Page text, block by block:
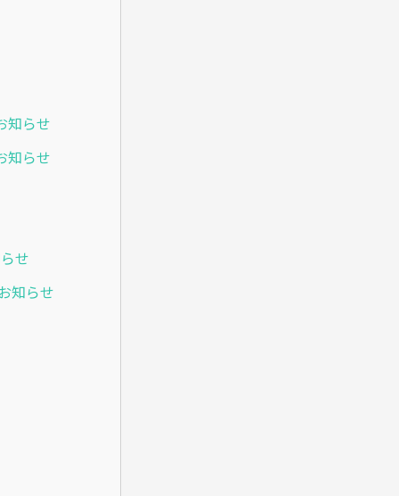
知らせ
知らせ
せ
知らせ